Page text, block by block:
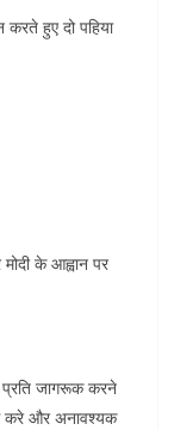
करते हुए दो पहिया
के आह्वान पर
जागरूक करने
करे और अनावश्यक